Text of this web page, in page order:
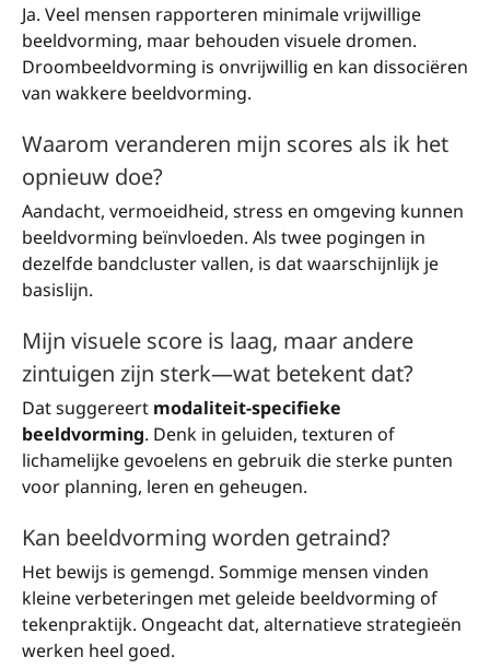
Ja. Veel mensen rapporteren minimale vrijwillige
beeldvorming, maar behouden visuele dromen.
Droombeeldvorming is onvrijwillig en kan dissociëren
van wakkere beeldvorming.
Waarom veranderen mijn scores als ik het
opnieuw doe?
Aandacht, vermoeidheid, stress en omgeving kunnen
beeldvorming beïnvloeden. Als twee pogingen in
dezelfde bandcluster vallen, is dat waarschijnlijk je
basislijn.
Mijn visuele score is laag, maar andere
zintuigen zijn sterk—wat betekent dat?
Dat suggereert modaliteit-specifieke
beeldvorming. Denk in geluiden, texturen of
lichamelijke gevoelens en gebruik die sterke punten
voor planning, leren en geheugen.
Kan beeldvorming worden getraind?
Het bewijs is gemengd. Sommige mensen vinden
kleine verbeteringen met geleide beeldvorming of
tekenpraktijk. Ongeacht dat, alternatieve strategieën
werken heel goed.